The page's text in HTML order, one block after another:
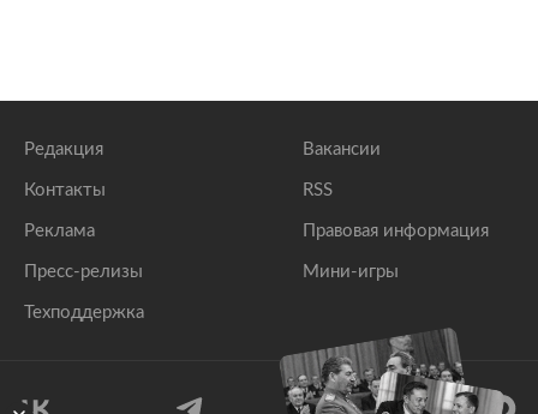
Редакция
Контакты
Реклама
Пресс-релизы
Техподдержка
Вакансии
RSS
Правовая информация
Мини-игры